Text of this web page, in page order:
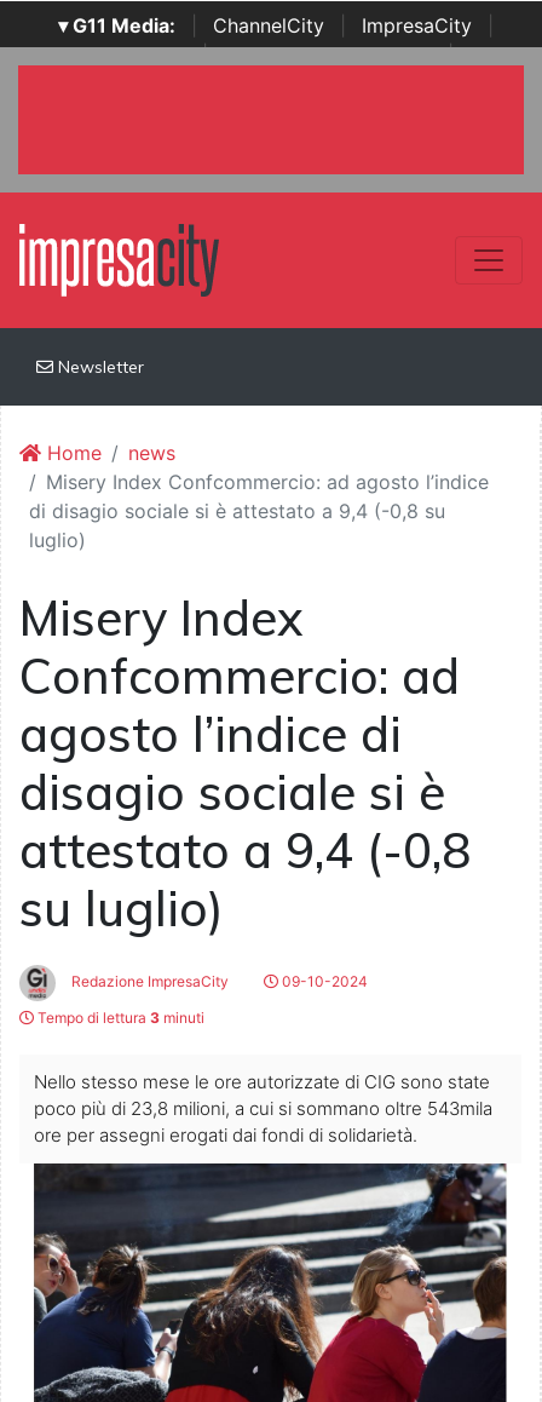
▾ G11 Media: ChannelCity ImpresaCity
SecurityOpenLab | Italian Channel Awards | Italian
Newsletter
Home
news
Misery Index Confcommercio: ad agosto l’indice
di disagio sociale si è attestato a 9,4 (-0,8 su
luglio)
Misery Index
Confcommercio: ad
agosto l’indice di
disagio sociale si è
attestato a 9,4 (-0,8
su luglio)
Redazione ImpresaCity
09-10-2024
Tempo di lettura 3 minuti
Nello stesso mese le ore autorizzate di CIG sono state
poco più di 23,8 milioni, a cui si sommano oltre 543mila
ore per assegni erogati dai fondi di solidarietà.